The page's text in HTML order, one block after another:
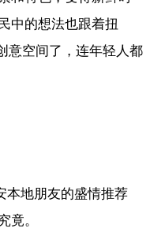
中的想法也跟着扭
意空间了，连年轻人都
本地朋友的盛情推荐
竟。